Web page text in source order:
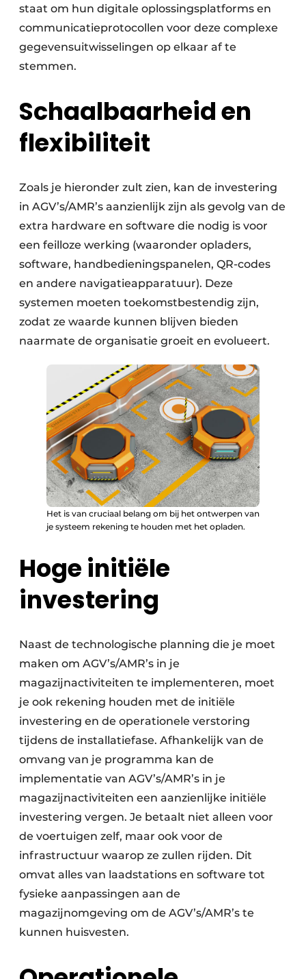
staat om hun digitale oplossingsplatforms en
communicatieprotocollen voor deze complexe
gegevensuitwisselingen op elkaar af te
stemmen.
Schaalbaarheid en
flexibiliteit
Zoals je hieronder zult zien, kan de investering
in AGV’s/AMR’s aanzienlijk zijn als gevolg van de
extra hardware en software die nodig is voor
een feilloze werking (waaronder opladers,
software, handbedieningspanelen, QR-codes
en andere navigatieapparatuur). Deze
systemen moeten toekomstbestendig zijn,
zodat ze waarde kunnen blijven bieden
naarmate de organisatie groeit en evolueert.
Het is van cruciaal belang om bij het ontwerpen van
je systeem rekening te houden met het opladen.
Hoge initiële
investering
Naast de technologische planning die je moet
maken om AGV’s/AMR’s in je
magazijnactiviteiten te implementeren, moet
je ook rekening houden met de initiële
investering en de operationele verstoring
tijdens de installatiefase. Afhankelijk van de
omvang van je programma kan de
implementatie van AGV’s/AMR’s in je
magazijnactiviteiten een aanzienlijke initiële
investering vergen. Je betaalt niet alleen voor
de voertuigen zelf, maar ook voor de
infrastructuur waarop ze zullen rijden. Dit
omvat alles van laadstations en software tot
fysieke aanpassingen aan de
magazijnomgeving om de AGV’s/AMR’s te
kunnen huisvesten.